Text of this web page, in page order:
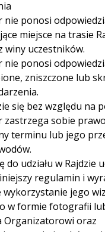
ponosi
miejsce na trasie
winy uczestników.
ponosi
zniszczone lub
się bez względu na
sobie
terminu lub jego
do udziału w Rajdzie
regulamin i
wykorzystanie jego
w formie fotografii
Organizatorowi oraz